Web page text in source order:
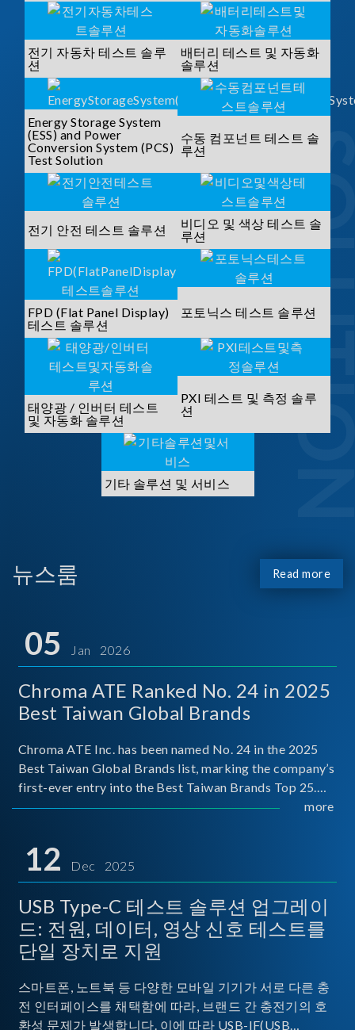
전기 자동차 테스트 솔루
션
배터리 테스트 및 자동화
솔루션
Energy Storage System
(ESS) and Power
Conversion System (PCS)
Test Solution
수동 컴포넌트 테스트 솔
루션
전기 안전 테스트 솔루션
비디오 및 색상 테스트 솔
루션
FPD (Flat Panel Display)
테스트 솔루션
포토닉스 테스트 솔루션
태양광 / 인버터 테스트
및 자동화 솔루션
PXI 테스트 및 측정 솔루
션
기타 솔루션 및 서비스
뉴스룸 Read more
05 Jan 2026
Chroma ATE Ranked No. 24 in 2025
Best Taiwan Global Brands
Chroma ATE Inc. has been named No. 24 in the 2025
Best Taiwan Global Brands list, marking the company’s
first-ever entry into the Best Taiwan Brands Top 25.
This recognition represents a significant milestone for
more
12 Dec 2025
USB Type-C 테스트 솔루션 업그레이
드: 전원, 데이터, 영상 신호 테스트를
단일 장치로 지원
스마트폰, 노트북 등 다양한 모바일 기기가 서로 다른 충
전 인터페이스를 채택함에 따라, 브랜드 간 충전기의 호
환성 문제가 발생합니다. 이에 따라 USB-IF(USB